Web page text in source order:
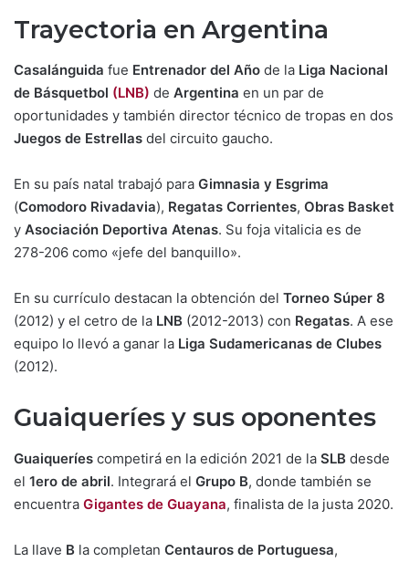
Trayectoria en Argentina
Casalánguida fue Entrenador del Año de la Liga Nacional
de Básquetbol (LNB) de Argentina en un par de
oportunidades y también director técnico de tropas en dos
Juegos de Estrellas del circuito gaucho.
En su país natal trabajó para Gimnasia y Esgrima
(Comodoro Rivadavia), Regatas Corrientes, Obras Basket
y Asociación Deportiva Atenas. Su foja vitalicia es de
278-206 como «jefe del banquillo».
En su currículo destacan la obtención del Torneo Súper 8
(2012) y el cetro de la LNB (2012-2013) con Regatas. A ese
equipo lo llevó a ganar la Liga Sudamericanas de Clubes
(2012).
Guaiqueríes y sus oponentes
Guaiqueríes competirá en la edición 2021 de la SLB desde
el 1ero de abril. Integrará el Grupo B, donde también se
encuentra Gigantes de Guayana, finalista de la justa 2020.
La llave B la completan Centauros de Portuguesa,